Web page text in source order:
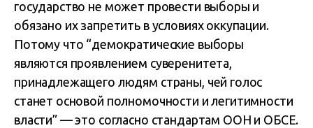
государство не может провести выборы и
обязано их запретить в условиях оккупации.
Потому что “демократические выборы
являются проявлением суверенитета,
принадлежащего людям страны, чей голос
станет основой полномочности и легитимности
власти” — это согласно стандартам ООН и ОБСЕ.